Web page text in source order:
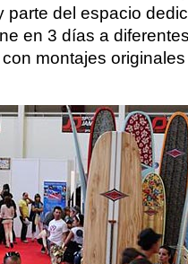
parte del espacio
en 3 días a
montajes